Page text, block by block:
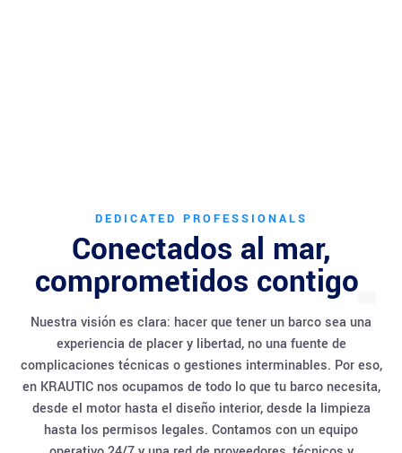
DEDICATED PROFESSIONALS
Conectados al mar,
comprometidos contigo
Nuestra visión es clara: hacer que tener un barco sea una
experiencia de placer y libertad, no una fuente de
complicaciones técnicas o gestiones interminables. Por eso,
en KRAUTIC nos ocupamos de todo lo que tu barco necesita,
desde el motor hasta el diseño interior, desde la limpieza
hasta los permisos legales. Contamos con un equipo